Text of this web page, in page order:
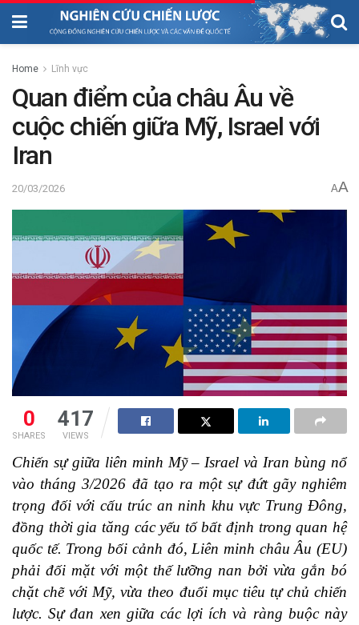
Home Lĩnh vực
Quan điểm của châu Âu về
cuộc chiến giữa Mỹ, Israel với
Iran
20/03/2026 AA
0
SHARES
417
VIEWS
Chiến sự giữa liên minh Mỹ – Israel và Iran bùng nổ
vào tháng 3/2026 đã tạo ra một sự đứt gãy nghiêm
trọng đối với cấu trúc an ninh khu vực Trung Đông,
đồng thời gia tăng các yếu tố bất định trong quan hệ
quốc tế. Trong bối cảnh đó, Liên minh châu Âu (EU)
phải đối mặt với một thế lưỡng nan bởi vừa gắn bó
chặt chẽ với Mỹ, vừa theo đuổi mục tiêu tự chủ chiến
lược. Sự đan xen giữa các lợi ích và ràng buộc này